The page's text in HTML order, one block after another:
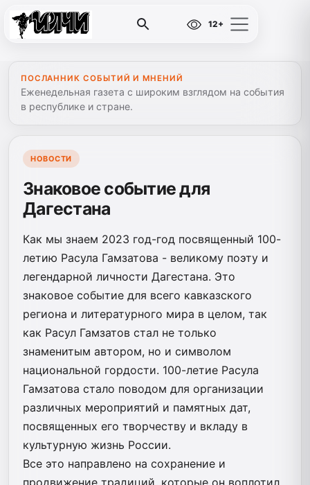
12+
ПОСЛАННИК СОБЫТИЙ И МНЕНИЙ
Еженедельная газета с широким взглядом на события
в республике и стране.
НОВОСТИ
Знаковое событие для
Дагестана
Как мы знаем 2023 год-год посвященный 100-
летию Расула Гамзатова - великому поэту и
легендарной личности Дагестана. Это
знаковое событие для всего кавказского
региона и литературного мира в целом, так
как Расул Гамзатов стал не только
знаменитым автором, но и символом
национальной гордости. 100-летие Расула
Гамзатова стало поводом для организации
различных мероприятий и памятных дат,
посвященных его творчеству и вкладу в
культурную жизнь России.
Все это направлено на сохранение и
продвижение традиций, которые он воплотил